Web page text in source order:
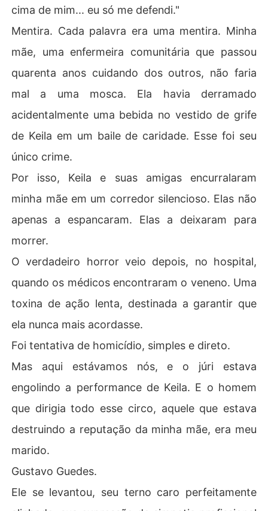
cima de mim... eu só me defendi."
Mentira. Cada palavra era uma mentira. Minha
mãe, uma enfermeira comunitária que passou
quarenta anos cuidando dos outros, não faria
mal a uma mosca. Ela havia derramado
acidentalmente uma bebida no vestido de grife
de Keila em um baile de caridade. Esse foi seu
único crime.
Por isso, Keila e suas amigas encurralaram
minha mãe em um corredor silencioso. Elas não
apenas a espancaram. Elas a deixaram para
morrer.
O verdadeiro horror veio depois, no hospital,
quando os médicos encontraram o veneno. Uma
toxina de ação lenta, destinada a garantir que
ela nunca mais acordasse.
Foi tentativa de homicídio, simples e direto.
Mas aqui estávamos nós, e o júri estava
engolindo a performance de Keila. E o homem
que dirigia todo esse circo, aquele que estava
destruindo a reputação da minha mãe, era meu
marido.
Gustavo Guedes.
Ele se levantou, seu terno caro perfeitamente